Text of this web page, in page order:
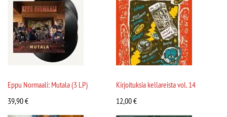
Eppu Normaali: Mutala (3 LP)
39,90€
Kirjoituksia kellareista vol. 14
12,00€